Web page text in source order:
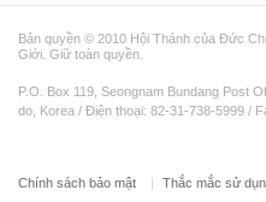
Bản quyền © 2010 Hội Thánh của Đức
Giới. Giữ toàn quyền.
P.O. Box 119, Seongnam Bundang Post
do, Korea / Điện thoại: 82-31-738-5999 /
Chính sách bảo mật Thắc mắc sử